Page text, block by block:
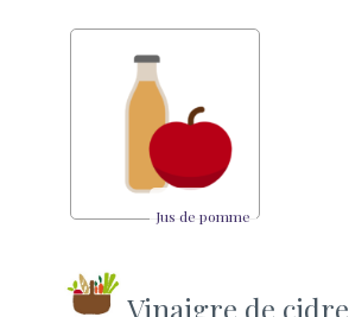
Jus de pomme
Vinaigre de cidre